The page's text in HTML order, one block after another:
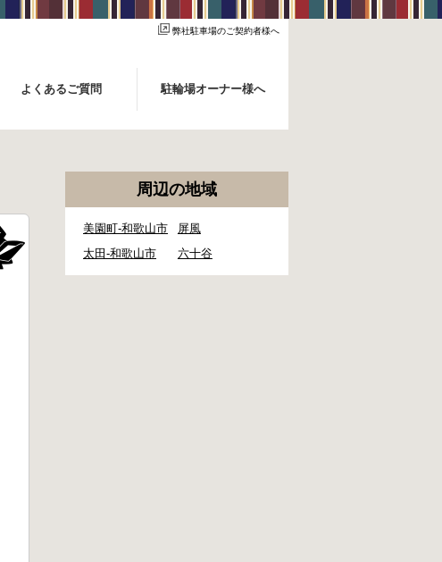
弊社駐車場のご契約者様へ
よくあるご質問 駐輪場オーナー様へ
周辺の地域
美園町-和歌山市
屏風
太田-和歌山市
六十谷